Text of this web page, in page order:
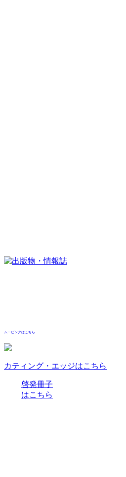
ムービングはこちら
カティング・エッジはこちら
啓発冊子
はこちら